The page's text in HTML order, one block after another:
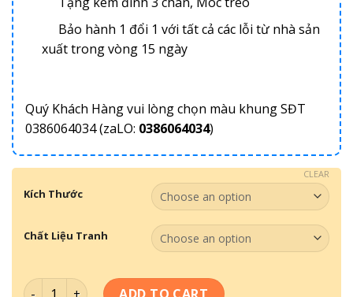
Bảo hành 1 đổi 1 với tất cả các lỗi từ nhà sản
xuất trong vòng 15 ngày
Quý Khách Hàng vui lòng chọn màu khung SĐT
0386064034 (zaLO: 0386064034)
Kích Thước
Chất Liệu Tranh
CLEAR
Bộ Tranh Về Phòng YOGA 002 quantity